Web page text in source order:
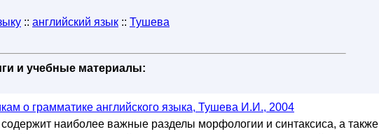
:: английский язык :: Тушева
и учебные материалы:
о грамматике английского языка, Тушева И.И., 2004
наиболее важные разделы морфологии и синтаксиса, а также